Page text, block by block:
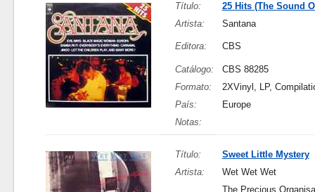
Título:
25 Hits (The Sound
Artista:
Santana
Editora: CBS
Catálogo:
CBS 88285
Formato:
2XVinyl, LP,
País:
Europe
Notas:
Título:
Sweet Little Mystery
Artista:
Wet Wet Wet
The Precious